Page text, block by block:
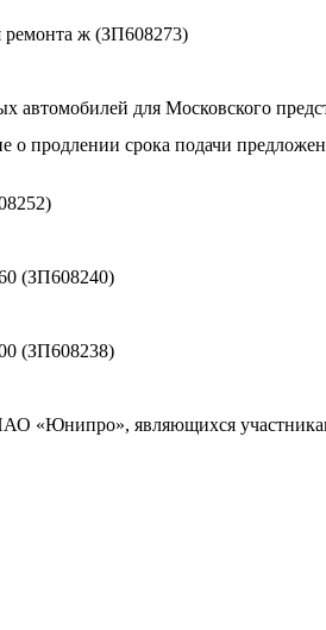
ремонта ж (ЗП608273)
автомобилей для Московского
о продлении срока подачи
(ЗП608240)
(ЗП608238)
«Юнипро», являющихся